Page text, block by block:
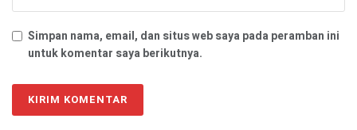
Simpan nama, email, dan situs web saya pada peramban ini
untuk komentar saya berikutnya.